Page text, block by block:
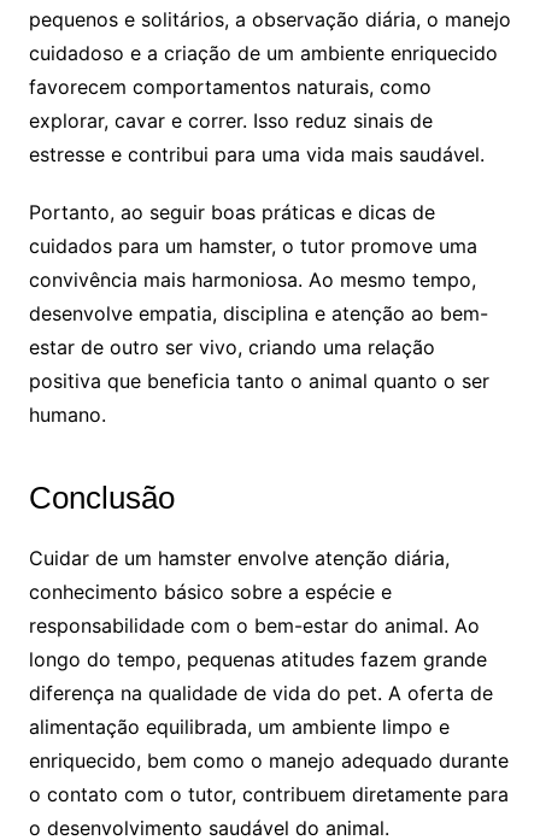
pequenos e solitários, a observação diária, o manejo
cuidadoso e a criação de um ambiente enriquecido
favorecem comportamentos naturais, como
explorar, cavar e correr. Isso reduz sinais de
estresse e contribui para uma vida mais saudável.
Portanto, ao seguir boas práticas e dicas de
cuidados para um hamster, o tutor promove uma
convivência mais harmoniosa. Ao mesmo tempo,
desenvolve empatia, disciplina e atenção ao bem-
estar de outro ser vivo, criando uma relação
positiva que beneficia tanto o animal quanto o ser
humano.
Conclusão
Cuidar de um hamster envolve atenção diária,
conhecimento básico sobre a espécie e
responsabilidade com o bem-estar do animal. Ao
longo do tempo, pequenas atitudes fazem grande
diferença na qualidade de vida do pet. A oferta de
alimentação equilibrada, um ambiente limpo e
enriquecido, bem como o manejo adequado durante
o contato com o tutor, contribuem diretamente para
o desenvolvimento saudável do animal.